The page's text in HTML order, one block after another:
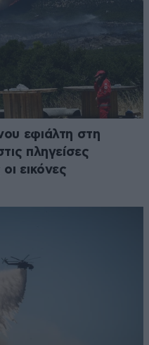
εφιάλτη στη
πληγείσες
εικόνες